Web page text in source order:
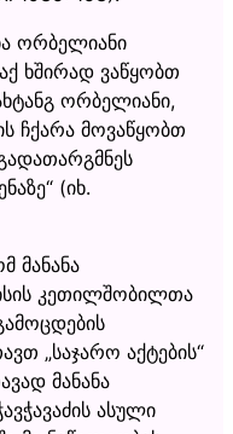
ორბელიანი
ხშირად ვაწყობთ
ორბელიანი,
ჩქარა მოვაწყობთ
(იხ.
მანანა
კეთილშობილთა
„საჯარო აქტების“
მანანა
ასული